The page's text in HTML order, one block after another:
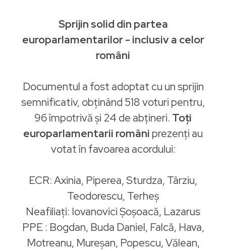
Sprijin solid din partea
europarlamentarilor - inclusiv a celor
români
Documentul a fost adoptat cu un sprijin
semnificativ, obținând 518 voturi pentru,
96 împotrivă și 24 de abțineri. Toți
europarlamentarii români prezenți au
votat în favoarea acordului:
ECR: Axinia, Piperea, Sturdza, Târziu,
Teodorescu, Terheş
Neafiliați: Iovanovici Şoşoacă, Lazarus
PPE : Bogdan, Buda Daniel, Falcă, Hava,
Motreanu, Mureşan, Popescu, Vălean,